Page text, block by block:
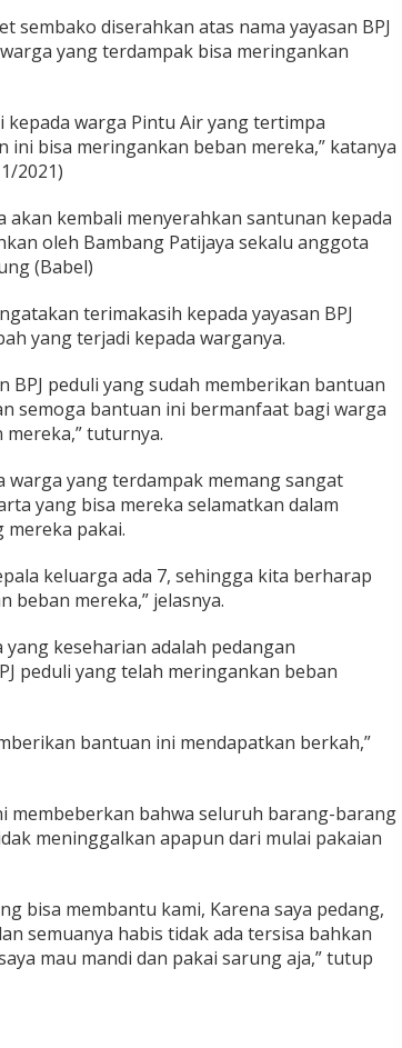
diserahkan atas nama yayasan BPJ
yang terdampak bisa meringankan
kepada warga Pintu Air yang tertimpa
bisa meringankan beban mereka,” katanya
2021)
kembali menyerahkan santunan kepada
oleh Bambang Patijaya sekalu anggota
(Babel)
terimakasih kepada yayasan BPJ
yang terjadi kepada warganya.
BPJ peduli yang sudah memberikan bantuan
semoga bantuan ini bermanfaat bagi warga
tuturnya.
warga yang terdampak memang sangat
yang bisa mereka selamatkan dalam
mereka pakai.
keluarga ada 7, sehingga kita berharap
mereka,” jelasnya.
keseharian adalah pedangan
peduli yang telah meringankan beban
bantuan ini mendapatkan berkah,”
membeberkan bahwa seluruh barang-barang
meninggalkan apapun dari mulai pakaian
bisa membantu kami, Karena saya pedang,
semuanya habis tidak ada tersisa bahkan
mau mandi dan pakai sarung aja,” tutup